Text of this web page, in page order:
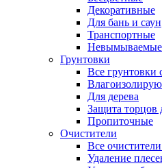
Декоративные
Для бань и саун
Транспортные
Невымываемые
Грунтовки
Все грунтовки
Для дерева
Защита торцов
Пропиточные
Очистители
Все
Удаление